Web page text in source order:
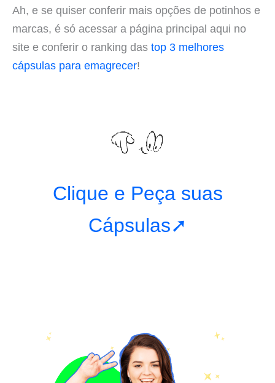
Ah, e se quiser conferir mais opções de potinhos e
marcas, é só acessar a página principal aqui no
site e conferir o ranking das top 3 melhores
cápsulas para emagrecer!
Clique e Peça suas
Cápsulas➚